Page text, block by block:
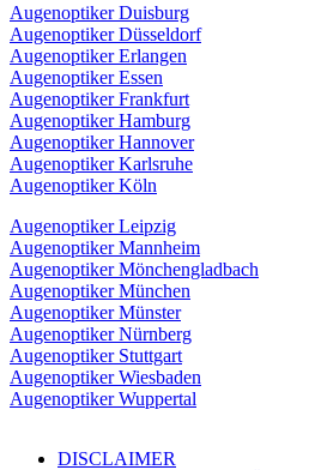
Augenoptiker Duisburg
Augenoptiker Düsseldorf
Augenoptiker Erlangen
Augenoptiker Essen
Augenoptiker Frankfurt
Augenoptiker Hamburg
Augenoptiker Hannover
Augenoptiker Karlsruhe
Augenoptiker Köln
Augenoptiker Leipzig
Augenoptiker Mannheim
Augenoptiker Mönchengladbach
Augenoptiker München
Augenoptiker Münster
Augenoptiker Nürnberg
Augenoptiker Stuttgart
Augenoptiker Wiesbaden
Augenoptiker Wuppertal
DISCLAIMER